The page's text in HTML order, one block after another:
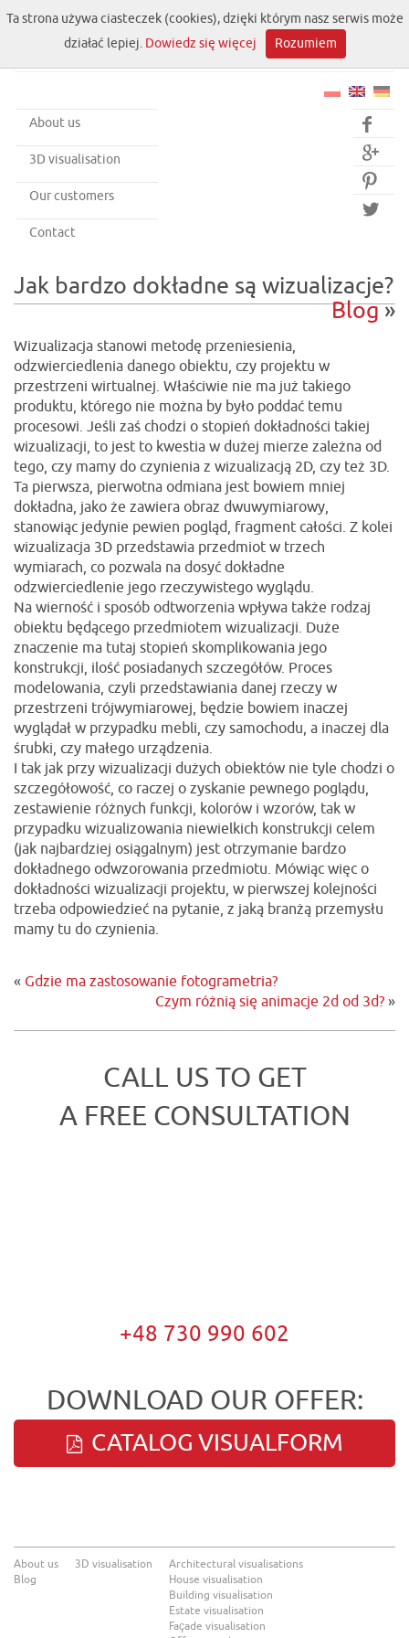




About us
3D visualisation
Our customers
Contact
Jak bardzo dokładne są wizualizacje?
Blog»
Wizualizacja stanowi metodę przeniesienia,
odzwierciedlenia danego obiektu, czy projektu w
przestrzeni wirtualnej. Właściwie nie ma już takiego
produktu, którego nie można by było poddać temu
procesowi. Jeśli zaś chodzi o stopień dokładności takiej
wizualizacji, to jest to kwestia w dużej mierze zależna od
tego, czy mamy do czynienia z wizualizacją 2D, czy też 3D.
Ta pierwsza, pierwotna odmiana jest bowiem mniej
dokładna, jako że zawiera obraz dwuwymiarowy,
stanowiąc jedynie pewien pogląd, fragment całości. Z kolei
wizualizacja 3D przedstawia przedmiot w trzech
wymiarach, co pozwala na dosyć dokładne
odzwierciedlenie jego rzeczywistego wyglądu.
Na wierność i sposób odtworzenia wpływa także rodzaj
obiektu będącego przedmiotem wizualizacji. Duże
znaczenie ma tutaj stopień skomplikowania jego
konstrukcji, ilość posiadanych szczegółów. Proces
modelowania, czyli przedstawiania danej rzeczy w
przestrzeni trójwymiarowej, będzie bowiem inaczej
wyglądał w przypadku mebli, czy samochodu, a inaczej dla
śrubki, czy małego urządzenia.
I tak jak przy wizualizacji dużych obiektów nie tyle chodzi o
szczegółowość, co raczej o zyskanie pewnego poglądu,
zestawienie różnych funkcji, kolorów i wzorów, tak w
przypadku wizualizowania niewielkich konstrukcji celem
(jak najbardziej osiągalnym) jest otrzymanie bardzo
dokładnego odwzorowania przedmiotu. Mówiąc więc o
dokładności wizualizacji projektu, w pierwszej kolejności
trzeba odpowiedzieć na pytanie, z jaką branżą przemysłu
mamy tu do czynienia.
« Gdzie ma zastosowanie fotogrametria?
Czym różnią się animacje 2d od 3d? »
CALL US TO GET
A FREE CONSULTATION
+48 730 990 602
DOWNLOAD OUR OFFER:
CATALOG VISUALFORM
About us
Blog
3D visualisation
Architectural visualisations
House visualisation
Building visualisation
Estate visualisation
Façade visualisation
Ta strona używa ciasteczek (cookies), dzięki którym nasz serwis może
działać lepiej. Dowiedz się więcej Rozumiem